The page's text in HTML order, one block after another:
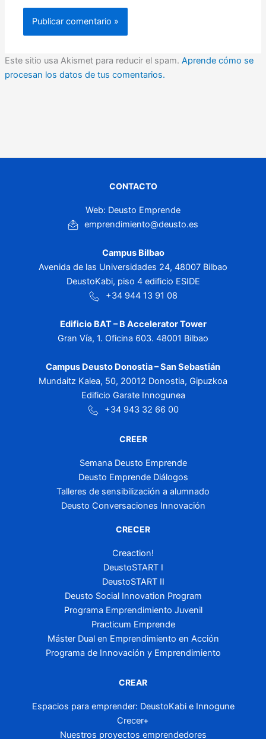
Este sitio usa Akismet para reducir el spam. Aprende cómo se
procesan los datos de tus comentarios.
CONTACTO
Web: Deusto Emprende
emprendimiento@deusto.es
Campus Bilbao
Avenida de las Universidades 24, 48007 Bilbao
DeustoKabi, piso 4 edificio ESIDE
+34 944 13 91 08
Edificio BAT – B Accelerator Tower
Gran Vía, 1. Oficina 603. 48001 Bilbao
Campus Deusto Donostia – San Sebastián
Mundaitz Kalea, 50, 20012 Donostia, Gipuzkoa
Edificio Garate Innogunea
+34 943 32 66 00
CREER
Semana Deusto Emprende
Deusto Emprende Diálogos
Talleres de sensibilización a alumnado
Deusto Conversaciones Innovación
CRECER
Creaction!
DeustoSTART I
DeustoSTART II
Deusto Social Innovation Program
Programa Emprendimiento Juvenil
Practicum Emprende
Máster Dual en Emprendimiento en Acción
Programa de Innovación y Emprendimiento
CREAR
Espacios para emprender: DeustoKabi e Innogune
Crecer+
Nuestros proyectos emprendedores